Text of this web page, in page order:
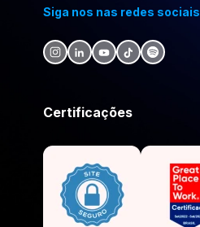
Siga nos nas redes sociais
Certificações